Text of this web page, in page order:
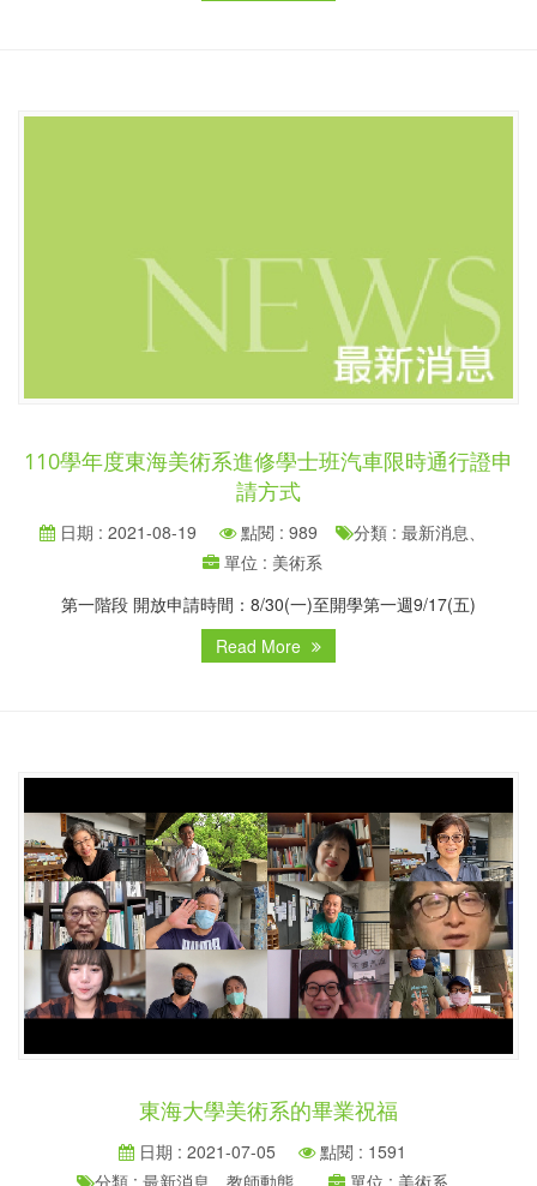
110學年度東海美術系進修學士班汽車限時通行證申
請方式
日期 : 2021-08-19 點閱 : 989
分類 : 最新消息、
單位 : 美術系
第一階段 開放申請時間：8/30(一)至開學第一週9/17(五)
Read More
東海大學美術系的畢業祝福
日期 : 2021-07-05
點閱 : 1591